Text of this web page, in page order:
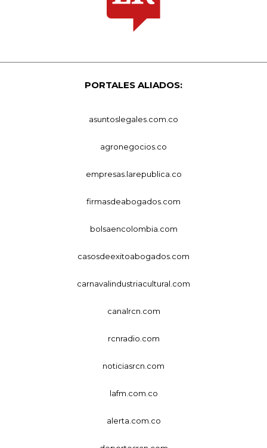
PORTALES ALIADOS:
asuntoslegales.com.co
agronegocios.co
empresas.larepublica.co
firmasdeabogados.com
bolsaencolombia.com
casosdeexitoabogados.com
carnavalindustriacultural.com
canalrcn.com
rcnradio.com
noticiasrcn.com
lafm.com.co
alerta.com.co